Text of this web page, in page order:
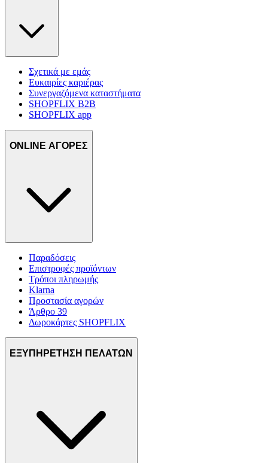
Σχετικά με εμάς
Ευκαιρίες καριέρας
Συνεργαζόμενα καταστήματα
SHOPFLIX B2B
SHOPFLIX app
ONLINE ΑΓΟΡΕΣ
Παραδόσεις
Επιστροφές προϊόντων
Τρόποι πληρωμής
Klarna
Προστασία αγορών
Άρθρο 39
Δωροκάρτες SHOPFLIX
ΕΞΥΠΗΡΕΤΗΣΗ ΠΕΛΑΤΩΝ